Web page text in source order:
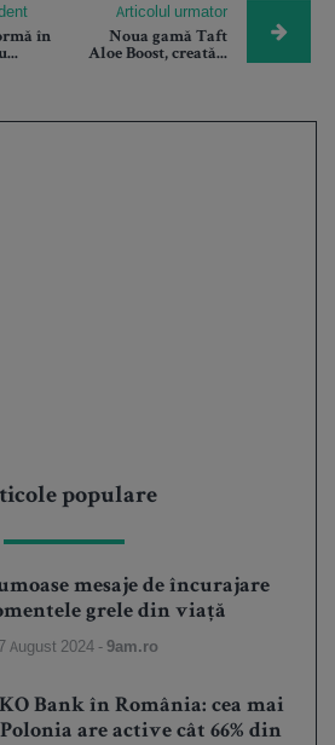
în
Articolul urmator
Noua gamă Taft
Aloe Boost, creată...
populare
mesaje de încurajare
grele din viață
7 August 2024 -9am.ro
Bank în România: cea mai
are active cât 66% din